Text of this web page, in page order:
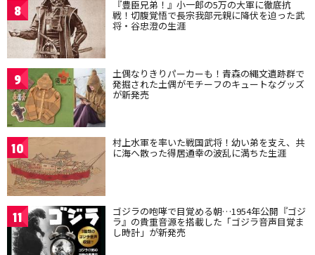
8 『豊臣兄弟！』小一郎の5万の大軍に徹底抗
戦！切腹覚悟で長宗我部元親に降伏を迫った武
将・谷忠澄の生涯
9 土偶なりきりパーカーも！青森の縄文遺跡群で
発掘された土偶がモチーフのキュートなグッズ
が新発売
10 村上水軍を率いた戦国武将！幼い弟を支え、共
に海へ散った得居通幸の波乱に満ちた生涯
11 ゴジラの咆哮で目覚める朝…1954年公開『ゴジ
ラ』の貴重音源を搭載した「ゴジラ音声目覚ま
し時計」が新発売